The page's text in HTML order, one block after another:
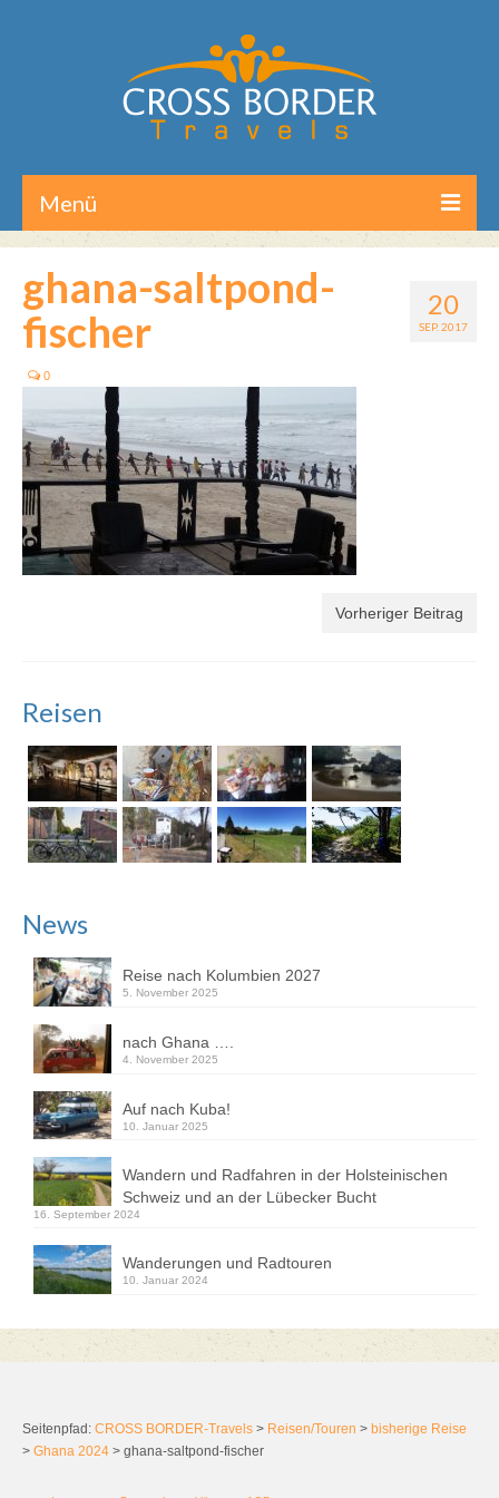
Menü
Reisen/Touren
Aktuelles
Über CB-Travels
Kontakt
20
SEP. 2017
ghana-saltpond-
fischer
0
Vorheriger Beitrag
Reisen
News
Reise nach Kolumbien 2027
5. November 2025
nach Ghana ….
4. November 2025
Auf nach Kuba!
10. Januar 2025
Wandern und Radfahren in der Holsteinischen
Schweiz und an der Lübecker Bucht
16. September 2024
Wanderungen und Radtouren
10. Januar 2024
Seitenpfad: CROSS BORDER-Travels > Reisen/Touren > bisherige Reise
> Ghana 2024 > ghana-saltpond-fischer